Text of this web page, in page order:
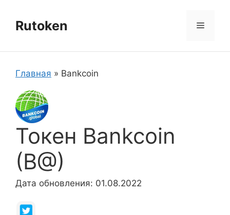
содержимому
Rutoken Меню
Главная » Bankcoin
Токен Bankcoin
(B@)
Дата обновления: 01.08.2022